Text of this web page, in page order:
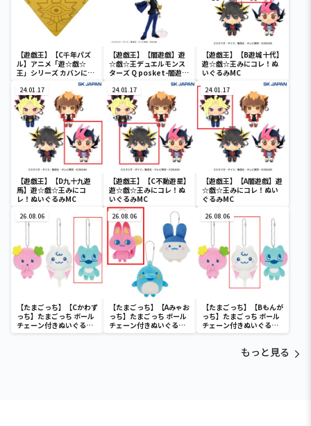
【遊戯王】【C千年パズ
ル】アニメ「遊☆戯☆
王」シリーズ カバンに付
けられるぬいぐるみvol.3
【遊戯王】【闇遊戯】遊
☆戯☆王デュエルモンス
ターズ Q posket-闇遊
【遊戯王】【B遊城十代】
遊☆戯☆王みにコレ！ぬ
いぐるみMC
24.01.17
【遊戯王】【D九十九遊
馬】遊☆戯☆王みにコ
レ！ぬいぐるみMC
24.01.17
【遊戯王】【C不動遊星】
遊☆戯☆王みにコレ！ぬ
いぐるみMC
24.01.17
【遊戯王】【A闇遊戲】遊
☆戯☆王みにコレ！ぬい
ぐるみMC
26.08.06
【たまごっち】【Cかわず
っち】たまごっち ボール
チェーン付きぬいぐるみ
～Tamagotchi
26.08.06
【たまごっち】【Aみゃお
っち】たまごっち ボール
チェーン付きぬいぐるみ
～Tamagotchi
26.08.06
【たまごっち】【Bもんが
っち】たまごっち ボール
チェーン付きぬいぐるみ
～Tamagotchi
もっと見る